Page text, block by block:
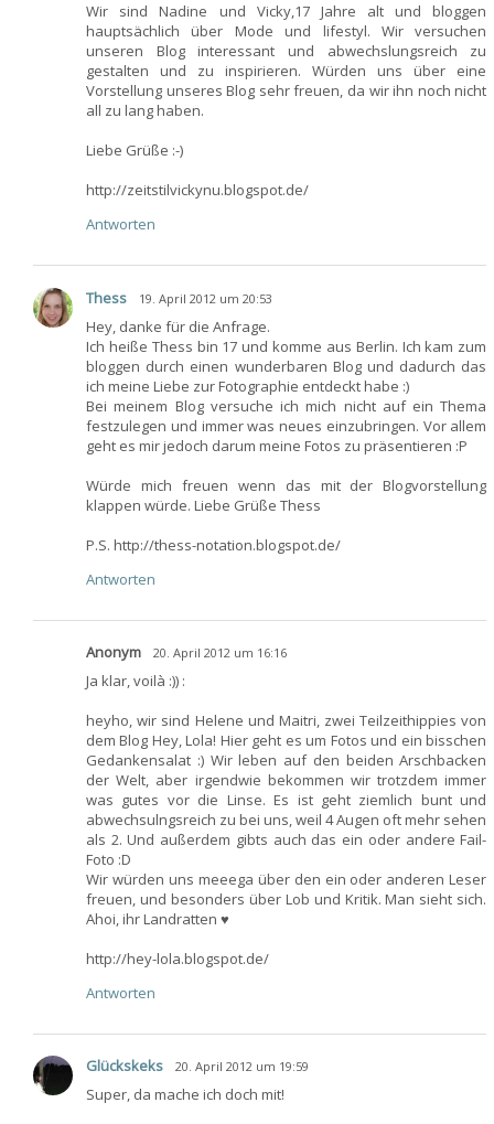
Wir sind Nadine und Vicky,17 Jahre alt und bloggen
hauptsächlich über Mode und lifestyl. Wir versuchen
unseren Blog interessant und abwechslungsreich zu
gestalten und zu inspirieren. Würden uns über eine
Vorstellung unseres Blog sehr freuen, da wir ihn noch nicht
all zu lang haben.
Liebe Grüße :-)
http://zeitstilvickynu.blogspot.de/
Antworten
Thess 19. April 2012 um 20:53
Hey, danke für die Anfrage.
Ich heiße Thess bin 17 und komme aus Berlin. Ich kam zum
bloggen durch einen wunderbaren Blog und dadurch das
ich meine Liebe zur Fotographie entdeckt habe :)
Bei meinem Blog versuche ich mich nicht auf ein Thema
festzulegen und immer was neues einzubringen. Vor allem
geht es mir jedoch darum meine Fotos zu präsentieren :P
Würde mich freuen wenn das mit der Blogvorstellung
klappen würde. Liebe Grüße Thess
P.S. http://thess-notation.blogspot.de/
Antworten
Anonym 20. April 2012 um 16:16
Ja klar, voilà :)) :
heyho, wir sind Helene und Maitri, zwei Teilzeithippies von
dem Blog Hey, Lola! Hier geht es um Fotos und ein bisschen
Gedankensalat :) Wir leben auf den beiden Arschbacken
der Welt, aber irgendwie bekommen wir trotzdem immer
was gutes vor die Linse. Es ist geht ziemlich bunt und
abwechsulngsreich zu bei uns, weil 4 Augen oft mehr sehen
als 2. Und außerdem gibts auch das ein oder andere Fail-
Foto :D
Wir würden uns meeega über den ein oder anderen Leser
freuen, und besonders über Lob und Kritik. Man sieht sich.
Ahoi, ihr Landratten ♥
http://hey-lola.blogspot.de/
Antworten
Glückskeks 20. April 2012 um 19:59
Super, da mache ich doch mit!